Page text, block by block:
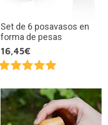
Set de 6 posavasos en
forma de pesas
16,45€